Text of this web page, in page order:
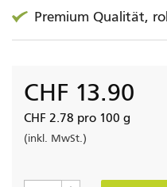
Premium Qualität,
CHF 13.90
CHF 2.78 pro 100 g
(inkl. MwSt.)